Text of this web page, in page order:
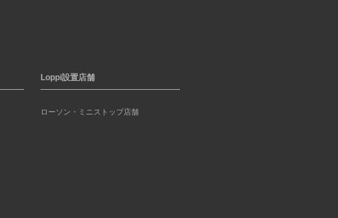
Loppi設置店舗
ローソン・ミニストップ店舗